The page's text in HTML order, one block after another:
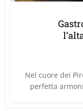
Nel cuore dei
perfetta